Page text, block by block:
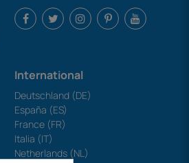
International
Deutschland (DE)
España (ES)
France (FR)
Italia (IT)
Netherlands (NL)